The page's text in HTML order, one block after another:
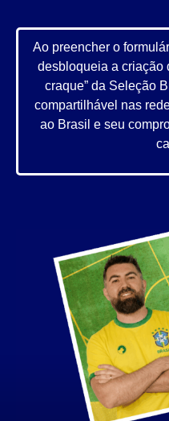
Ao preencher o
desbloqueia a criação
craque” da Seleção
compartilhável nas
ao Brasil e seu